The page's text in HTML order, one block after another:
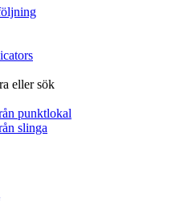
eller sök
punktlokal
slinga